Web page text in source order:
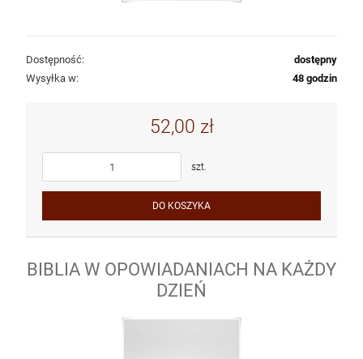
Dostępność:
dostępny
Wysyłka w:
48 godzin
52,00 zł
szt.
DO KOSZYKA
BIBLIA W OPOWIADANIACH NA KAŻDY
DZIEŃ